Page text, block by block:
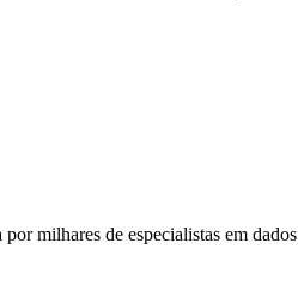
milhares de especialistas em